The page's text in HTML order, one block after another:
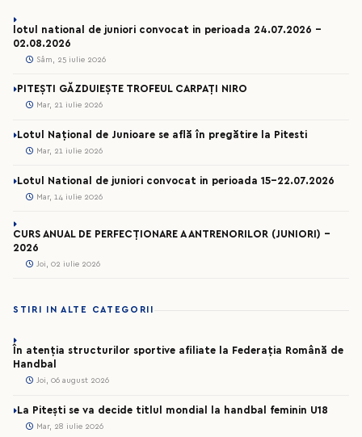
lotul national de juniori convocat in perioada 24.07.2026 –
02.08.2026
Sâm, 25 iulie 2026
PITEȘTI GĂZDUIEȘTE TROFEUL CARPAȚI NIRO
Mar, 21 iulie 2026
Lotul Național de Junioare se află în pregătire la Pitesti
Mar, 21 iulie 2026
Lotul National de juniori convocat in perioada 15-22.07.2026
Mar, 14 iulie 2026
CURS ANUAL DE PERFECȚIONARE A ANTRENORILOR (JUNIORI) -
2026
Joi, 02 iulie 2026
STIRI IN ALTE CATEGORII
În atenția structurilor sportive afiliate la Federația Română de
Handbal
Joi, 06 august 2026
La Pitești se va decide titlul mondial la handbal feminin U18
Mar, 28 iulie 2026